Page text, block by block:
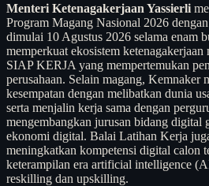
Menteri Ketenagakerjaan Yassierli
Program Magang Nasional 2026
dimulai 10 Agustus 2026 selama enam
memperkuat ekosistem
SIAP KERJA yang mempertemukan
perusahaan. Selain magang, Kemnaker
kesempatan dengan melibatkan dunia
serta menjalin kerja sama dengan
mengembangkan jurusan bidang digital
ekonomi digital. Balai Latihan Kerja
meningkatkan kompetensi digital calon
keterampilan era artificial intelligence
reskilling dan upskilling.